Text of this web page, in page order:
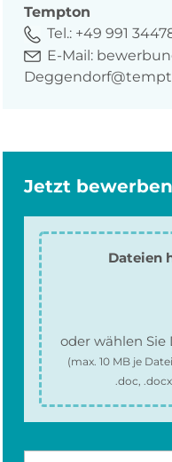
Tempton
Tel.: +49 991
E-Mail:
Jetzt bewerben
Dateien
oder wählen Sie
(max.10 MB je
.doc,